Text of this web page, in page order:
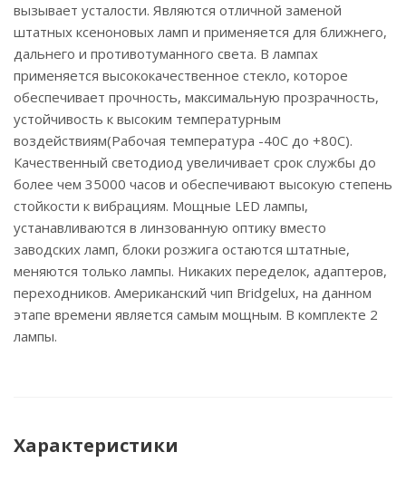
вызывает усталости. Являются отличной заменой
штатных ксеноновых ламп и применяется для ближнего,
дальнего и противотуманного света. В лампах
применяется высококачественное стекло, которое
обеспечивает прочность, максимальную прозрачность,
устойчивость к высоким температурным
воздействиям(Рабочая температура -40С до +80С).
Качественный светодиод увеличивает срок службы до
более чем 35000 часов и обеспечивают высокую степень
стойкости к вибрациям. Мощные LED лампы,
устанавливаются в линзованную оптику вместо
заводских ламп, блоки розжига остаются штатные,
меняются только лампы. Никаких переделок, адаптеров,
переходников. Американский чип Bridgelux, на данном
этапе времени является самым мощным. В комплекте 2
лампы.
Характеристики